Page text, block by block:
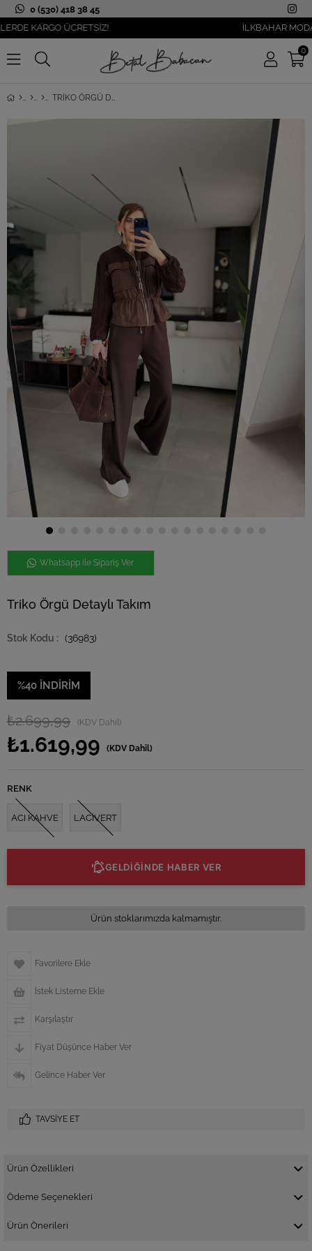
0 (530) 418 38 45
ÜCRETSİZ!
İLKBAHAR MODASI
0
TRIKO ÖRGÜ DETAYLI TAKIM
Whatsapp ile Sipariş Ver
Triko Örgü Detaylı Takım
(36983)
%40 İNDIRIM
₺2.699,99 (KDV Dahil)
₺1.619,99 (KDV Dahil)
RENK
ACI KAHVE LACİVERT
GELDİĞİNDE HABER VER
Ürün stoklarımızda kalmamıştır.
Favorilere Ekle
İstek Listeme Ekle
Karşılaştır
Fiyat Düşünce Haber Ver
Gelince Haber Ver
TAVSIYE ET
Ürün Özellikleri
Ödeme Seçenekleri
Ürün Önerileri